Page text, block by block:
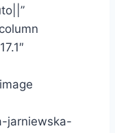
jarniewska-